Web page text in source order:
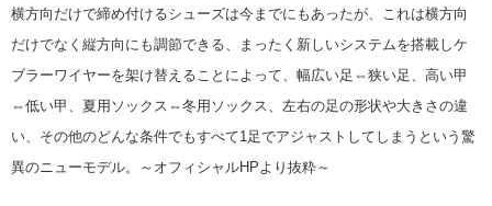
横方向だけで締め付けるシューズは今までにもあったが、これは横方向
だけでなく縦方向にも調節できる、まったく新しいシステムを搭載しケ
ブラーワイヤーを架け替えることによって、幅広い足⇔狭い足、高い甲
⇔低い甲、夏用ソックス⇔冬用ソックス、左右の足の形状や大きさの違
い、その他のどんな条件でもすべて1足でアジャストしてしまうという驚
異のニューモデル。～オフィシャルHPより抜粋～